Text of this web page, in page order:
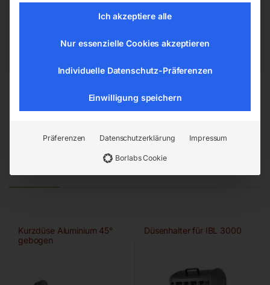
4911 Ried/Tumeltsham
Österreich
Ähnliche Produkte
Kurzdüse Aluminium 45°
gebogen
Düsenhalter für IBL 3000
Ich akzeptiere alle
Nur essenzielle Cookies akzeptieren
Individuelle Datenschutz-Präferenzen
Einwilligung speichern
Präferenzen Datenschutzerklärung Impressum
Borlabs Cookie